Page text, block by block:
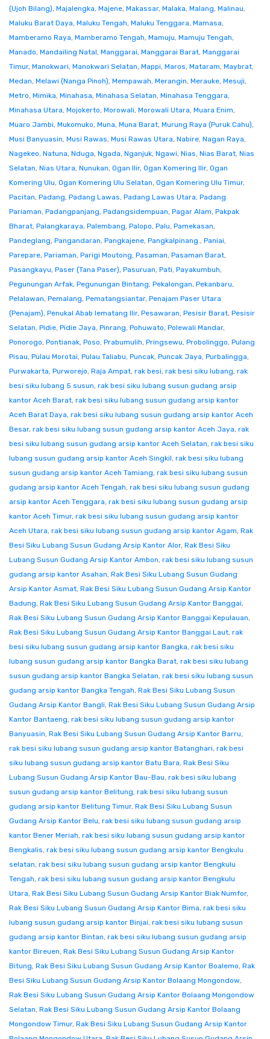
(Ujoh Bilang), Majalengka, Majene, Makassar, Malaka, Malang, Malinau,
Maluku Barat Daya, Maluku Tengah, Maluku Tenggara, Mamasa,
Mamberamo Raya, Mamberamo Tengah, Mamuju, Mamuju Tengah,
Manado, Mandailing Natal, Manggarai, Manggarai Barat, Manggarai
Timur, Manokwari, Manokwari Selatan, Mappi, Maros, Mataram, Maybrat,
Medan, Melawi (Nanga Pinoh), Mempawah, Merangin, Merauke, Mesuji,
Metro, Mimika, Minahasa, Minahasa Selatan, Minahasa Tenggara,
Minahasa Utara, Mojokerto, Morowali, Morowali Utara, Muara Enim,
Muaro Jambi, Mukomuko, Muna, Muna Barat, Murung Raya (Puruk Cahu),
Musi Banyuasin, Musi Rawas, Musi Rawas Utara, Nabire, Nagan Raya,
Nagekeo, Natuna, Nduga, Ngada, Nganjuk, Ngawi, Nias, Nias Barat, Nias
Selatan, Nias Utara, Nunukan, Ogan Ilir, Ogan Komering Ilir, Ogan
Komering Ulu, Ogan Komering Ulu Selatan, Ogan Komering Ulu Timur,
Pacitan, Padang, Padang Lawas, Padang Lawas Utara, Padang
Pariaman, Padangpanjang, Padangsidempuan, Pagar Alam, Pakpak
Bharat, Palangkaraya, Palembang, Palopo, Palu, Pamekasan,
Pandeglang, Pangandaran, Pangkajene, Pangkalpinang., Paniai,
Parepare, Pariaman, Parigi Moutong, Pasaman, Pasaman Barat,
Pasangkayu, Paser (Tana Paser), Pasuruan, Pati, Payakumbuh,
Pegunungan Arfak, Pegunungan Bintang, Pekalongan, Pekanbaru,
Pelalawan, Pemalang, Pematangsiantar, Penajam Paser Utara
(Penajam), Penukal Abab lematang Ilir, Pesawaran, Pesisir Barat, Pesisir
Selatan, Pidie, Pidie Jaya, Pinrang, Pohuwato, Polewali Mandar,
Ponorogo, Pontianak, Poso, Prabumulih, Pringsewu, Probolinggo, Pulang
Pisau, Pulau Morotai, Pulau Taliabu, Puncak, Puncak Jaya, Purbalingga,
Purwakarta, Purworejo, Raja Ampat, rak besi, rak besi siku lubang, rak
besi siku lubang 5 susun, rak besi siku lubang susun gudang arsip
kantor Aceh Barat, rak besi siku lubang susun gudang arsip kantor
Aceh Barat Daya, rak besi siku lubang susun gudang arsip kantor Aceh
Besar, rak besi siku lubang susun gudang arsip kantor Aceh Jaya, rak
besi siku lubang susun gudang arsip kantor Aceh Selatan, rak besi siku
lubang susun gudang arsip kantor Aceh Singkil, rak besi siku lubang
susun gudang arsip kantor Aceh Tamiang, rak besi siku lubang susun
gudang arsip kantor Aceh Tengah, rak besi siku lubang susun gudang
arsip kantor Aceh Tenggara, rak besi siku lubang susun gudang arsip
kantor Aceh Timur, rak besi siku lubang susun gudang arsip kantor
Aceh Utara, rak besi siku lubang susun gudang arsip kantor Agam, Rak
Besi Siku Lubang Susun Gudang Arsip Kantor Alor, Rak Besi Siku
Lubang Susun Gudang Arsip Kantor Ambon, rak besi siku lubang susun
gudang arsip kantor Asahan, Rak Besi Siku Lubang Susun Gudang
Arsip Kantor Asmat, Rak Besi Siku Lubang Susun Gudang Arsip Kantor
Badung, Rak Besi Siku Lubang Susun Gudang Arsip Kantor Banggai,
Rak Besi Siku Lubang Susun Gudang Arsip Kantor Banggai Kepulauan,
Rak Besi Siku Lubang Susun Gudang Arsip Kantor Banggai Laut, rak
besi siku lubang susun gudang arsip kantor Bangka, rak besi siku
lubang susun gudang arsip kantor Bangka Barat, rak besi siku lubang
susun gudang arsip kantor Bangka Selatan, rak besi siku lubang susun
gudang arsip kantor Bangka Tengah, Rak Besi Siku Lubang Susun
Gudang Arsip Kantor Bangli, Rak Besi Siku Lubang Susun Gudang Arsip
Kantor Bantaeng, rak besi siku lubang susun gudang arsip kantor
Banyuasin, Rak Besi Siku Lubang Susun Gudang Arsip Kantor Barru,
rak besi siku lubang susun gudang arsip kantor Batanghari, rak besi
siku lubang susun gudang arsip kantor Batu Bara, Rak Besi Siku
Lubang Susun Gudang Arsip Kantor Bau-Bau, rak besi siku lubang
susun gudang arsip kantor Belitung, rak besi siku lubang susun
gudang arsip kantor Belitung Timur, Rak Besi Siku Lubang Susun
Gudang Arsip Kantor Belu, rak besi siku lubang susun gudang arsip
kantor Bener Meriah, rak besi siku lubang susun gudang arsip kantor
Bengkalis, rak besi siku lubang susun gudang arsip kantor Bengkulu
selatan, rak besi siku lubang susun gudang arsip kantor Bengkulu
Tengah, rak besi siku lubang susun gudang arsip kantor Bengkulu
Utara, Rak Besi Siku Lubang Susun Gudang Arsip Kantor Biak Numfor,
Rak Besi Siku Lubang Susun Gudang Arsip Kantor Bima, rak besi siku
lubang susun gudang arsip kantor Binjai, rak besi siku lubang susun
gudang arsip kantor Bintan, rak besi siku lubang susun gudang arsip
kantor Bireuen, Rak Besi Siku Lubang Susun Gudang Arsip Kantor
Bitung, Rak Besi Siku Lubang Susun Gudang Arsip Kantor Boalemo, Rak
Besi Siku Lubang Susun Gudang Arsip Kantor Bolaang Mongondow,
Rak Besi Siku Lubang Susun Gudang Arsip Kantor Bolaang Mongondow
Selatan, Rak Besi Siku Lubang Susun Gudang Arsip Kantor Bolaang
Mongondow Timur, Rak Besi Siku Lubang Susun Gudang Arsip Kantor